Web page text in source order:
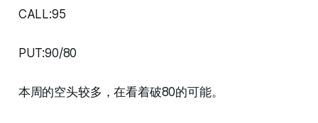
CALL:95
PUT:90/80
本周的空头较多，在看着破80的可能。